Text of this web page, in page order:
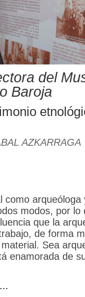
del
Baroja
AZKARRAGA
como
modos, por lo
que la
de forma
Sea
enamorada de